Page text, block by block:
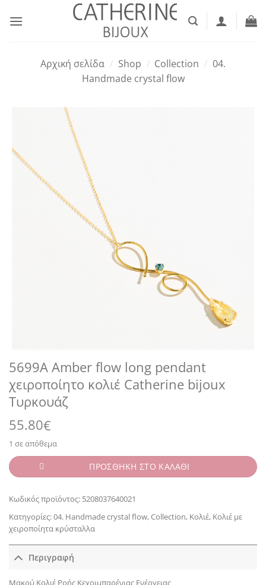
στο
Αρχική σελίδα / Shop / Collection / 04.
Handmade crystal flow
5699A Amber flow long pendant
χειροποίητο κολιέ Catherine bijoux
Τυρκουάζ
55.80€
1 σε απόθεμα
ΠΡΟΣΘΗΚΗ ΣΤΟ ΚΑΛΑΘΙ
Κωδικός προϊόντος: 5208037640021
Κατηγορίες:04. Handmade crystal flow,Collection, Κολιέ, Κολιέ με
χειροποίητα κρύσταλλα
Περιγραφή